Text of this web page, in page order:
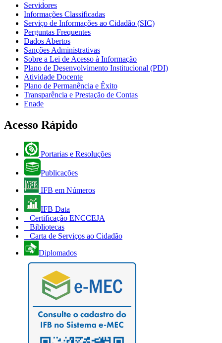
Servidores
Informações Classificadas
Serviço de Informações ao Cidadão (SIC)
Perguntas Frequentes
Dados Abertos
Sanções Administrativas
Sobre a Lei de Acesso à Informação
Plano de Desenvolvimento Institucional (PDI)
Atividade Docente
Plano de Permanência e Êxito
Transparência e Prestação de Contas
Enade
Acesso Rápido
Portarias e Resoluções
Publicações
IFB em Números
IFB Data
Certificação ENCCEJA
Bibliotecas
Carta de Serviços ao Cidadão
Diplomados